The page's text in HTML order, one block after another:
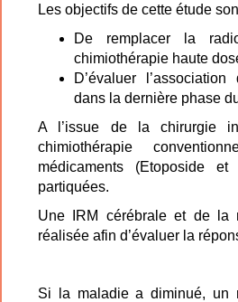
Les objectifs de cette étude
De remplacer la
chimiothérapie haute
D’évaluer
dans la dernière phase
A l’issue de la chirurgie
chimiothérapie
médicaments (Etoposide et
partiquées.
Une IRM cérébrale et de la
réalisée afin d’évaluer la
Si la maladie a diminué, un